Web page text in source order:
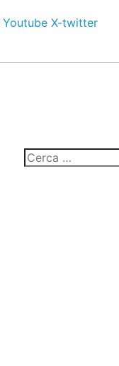
Youtube X-twitter